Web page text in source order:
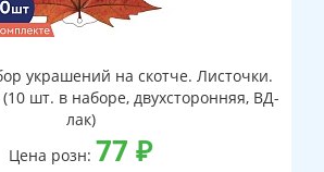
украшений на скотче. Листочки.
шт. в наборе, двухсторонняя, ВД-
лак)
Цена розн: 77 ₽